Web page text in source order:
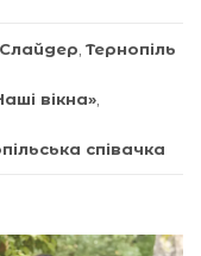
Слайдер Тернопіль
вікна»
співачка